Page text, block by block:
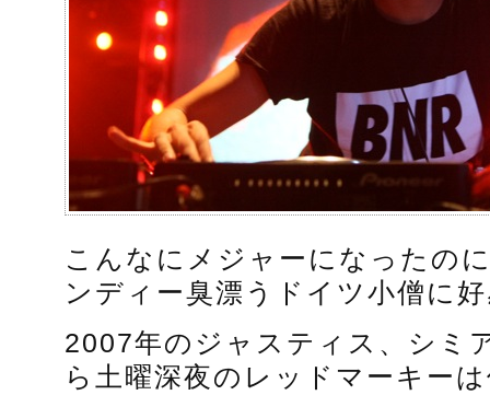
こんなにメジャーになったの
ンディー臭漂うドイツ小僧に
2007年のジャスティス、シミ
ら土曜深夜のレッドマーキー